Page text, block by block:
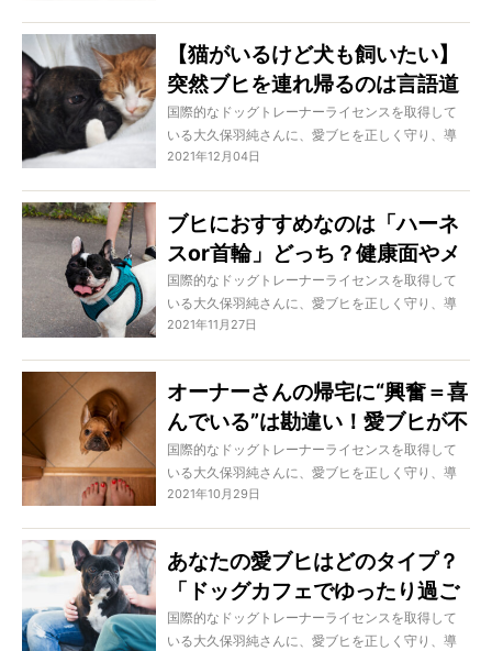
ニングが大切なのかを詳しく解説します。
【猫がいるけど犬も飼いたい】
突然ブヒを連れ帰るのは言語道
断！犬と猫を「仲よく同居させ
る方法」とは
国際的なドッグトレーナーライセンスを取得して
いる大久保羽純さんに、愛ブヒを正しく守り、導
き、固い信頼関係を築くための方法を学ぶこの特
けど迷っている…という人に向けた、正しい犬の迎
え方についてお伝えします。
2021年12月04日
ブヒにおすすめなのは「ハーネ
スor首輪」どっち？健康面やメ
リット・デメリットから選び方
を解説
国際的なドッグトレーナーライセンスを取得して
いる大久保羽純さんに、愛ブヒを正しく守り、導
き、固い信頼関係を築くための方法を学ぶこの特
2021年11月27日
オーナーさんの帰宅に“興奮＝喜
んでいる”は勘違い！愛ブヒが不
安に感じている「いってきま
す・ただいま」と興奮させない
国際的なドッグトレーナーライセンスを取得して
いる大久保羽純さんに、愛ブヒを正しく守り、導
き、固い信頼関係を築くための方法を学ぶこの特
ついてお伝えします。愛ブヒの心が不安定な時に
取る行動から、我が子を興奮させないお出かけ方
法まで詳しく解説！
2021年10月29日
あなたの愛ブヒはどのタイプ？
「ドッグカフェでゆったり過ご
せる犬」になる方法4つ
国際的なドッグトレーナーライセンスを取得して
いる大久保羽純さんに、愛ブヒを正しく守り、導